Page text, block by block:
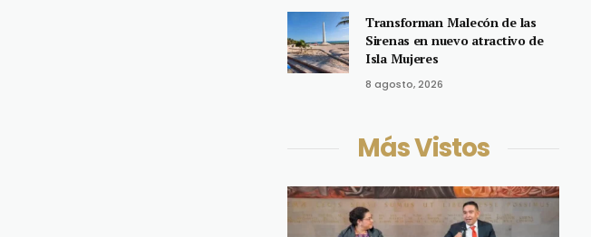
Transforman Malecón de las
Sirenas en nuevo atractivo de
Isla Mujeres
8 agosto, 2026
Más Vistos